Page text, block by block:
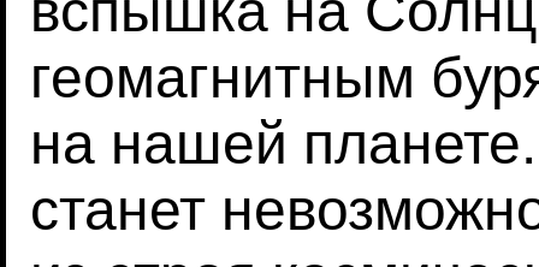
геомагнитным
на нашей
станет